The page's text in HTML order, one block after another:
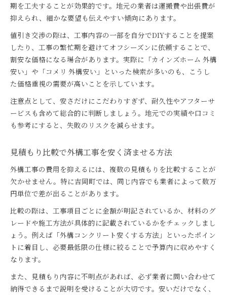
期を工夫することが効果的です。地元の業者は運搬費や出張費が
抑えられ、細かな要望も伝えやすい傾向にあります。
値引き交渉の際は、工事内容の一部を自分でDIYすることを提案
したり、工事の繁忙期を避けてオフシーズンに依頼することで、
割安な価格になる場合があります。実際に「カインズホーム 外構
安い」や「コメリ 外構安い」といった検索が多いのも、こうし
た価格重視の需要が高いことを示しています。
注意点として、安さだけにこだわりすぎず、耐久性やアフターサ
ービスも含めて総合的に判断しましょう。地元での実績や口コミ
も参考にすると、失敗のリスクを減らせます。
見積もり比較で外構工事を安く済ませる方法
外構工事の費用を抑えるには、複数の見積もりを比較することが
欠かせません。特に吉岡町では、同じ内容でも業者によって数万
円単位で差が出ることがあります。
比較の際は、工事項目ごとに金額が明記されているか、材料のグ
レードや施工方法が具体的に記載されているかをチェックしまし
ょう。例えば「外構コンクリート安くする方法」といったポイン
トに着目し、必要最低限の仕様に絞ることで予算内に収めやすく
なります。
また、見積もり内容に不明点があれば、必ず業者に問い合わせて
納得できるまで説明を受けることが大切です。安いだけでなく、